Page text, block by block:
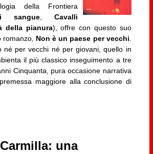
della Frontiera
sangue, Cavalli
della pianura), offre con questo suo
romanzo, Non è un paese per vecchi
né per vecchi né per giovani, quello in
il più classico inseguimento a tre
Cinquanta, pura occasione narrativa
maggiore alla conclusione di
una